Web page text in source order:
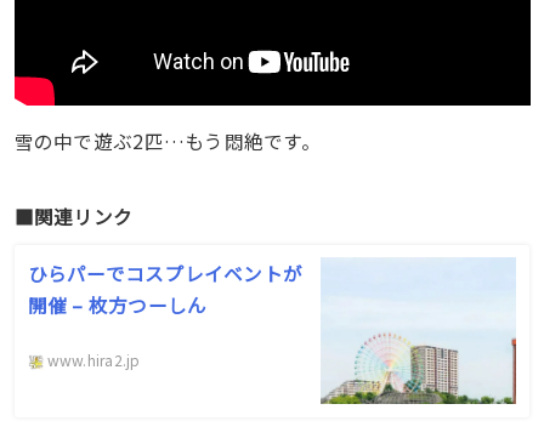
雪の中で遊ぶ2匹…もう悶絶です。
■関連リンク
ひらパーでコスプレイベントが
開催 – 枚方つーしん
www.hira2.jp